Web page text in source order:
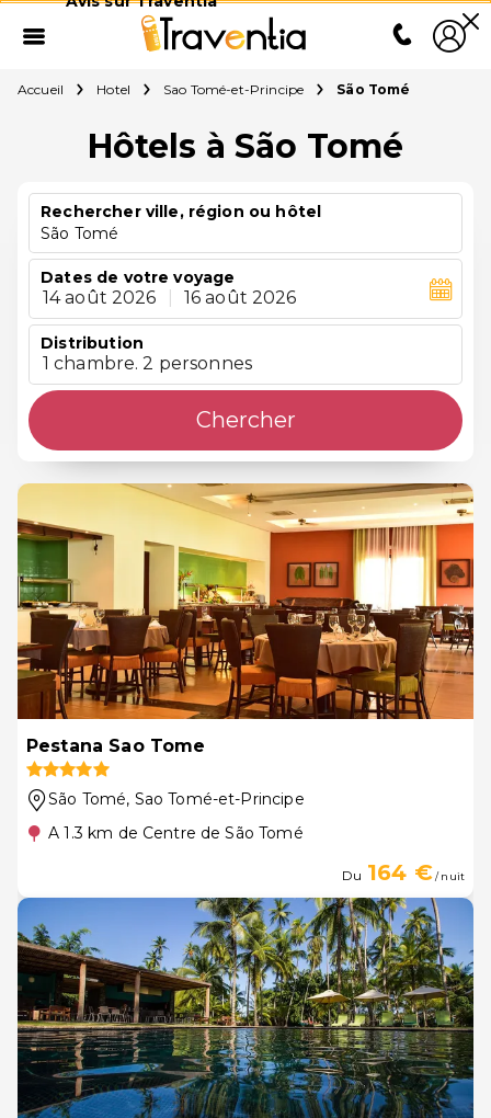
Accueil Hotel Sao Tomé-et-Principe São Tomé
Hôtels à São Tomé
Rechercher ville, région ou hôtel
São Tomé
Dates de votre voyage
14 août 2026 16 août 2026
Distribution
1 chambre. 2 personnes
Chercher
Pestana Sao Tome
São Tomé, Sao Tomé-et-Principe
A 1.3 km de Centre de São Tomé
Du 164 €/ nuit